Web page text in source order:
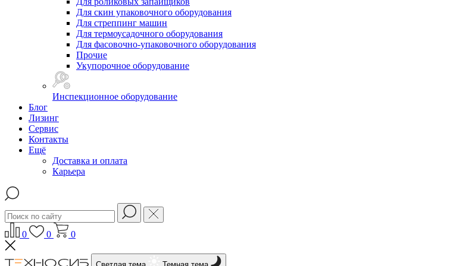
Для скин упаковочного оборудования
Для стреппинг машин
Для термоусадочного оборудования
Для фасовочно-упаковочного оборудования
Прочие
Укупорочное оборудование
Инспекционное оборудование
Блог
Лизинг
Сервис
Контакты
Ещё
Доставка и оплата
Карьера
0 0 0